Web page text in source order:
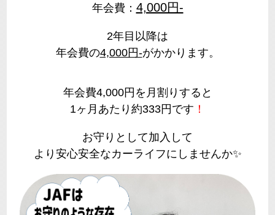
年会費： 4,000円-
2年目以降は
年会費の4,000円-がかかります。
年会費4,000円を月割りすると
1ヶ月あたり約333円です ！
お守りとして加入して
より安心安全なカーライフにしませんか✨